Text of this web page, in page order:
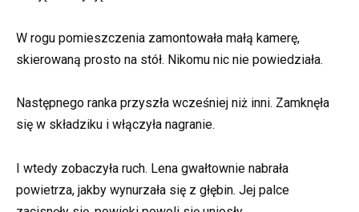
W rogu pomieszczenia zamontowała małą kamerę,
skierowaną prosto na stół. Nikomu nic nie powiedziała.
Następnego ranka przyszła wcześniej niż inni. Zamknęła
się w składziku i włączyła nagranie.
I wtedy zobaczyła ruch. Lena gwałtownie nabrała
powietrza, jakby wynurzała się z głębin. Jej palce